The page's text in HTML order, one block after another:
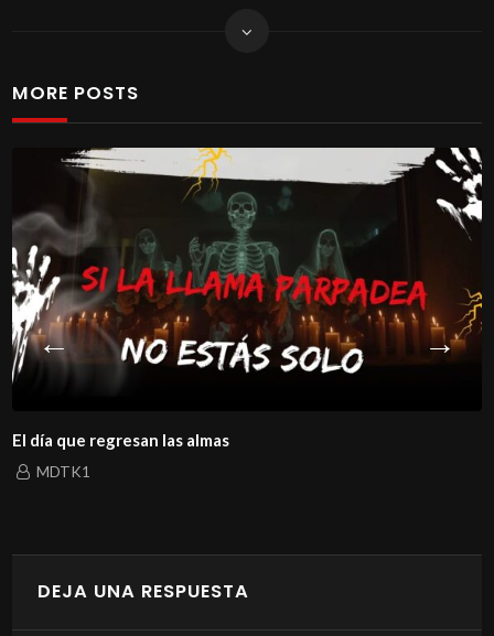
MORE POSTS
El día que regresan las almas
MDTK1
DEJA UNA RESPUESTA